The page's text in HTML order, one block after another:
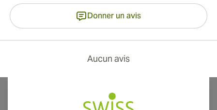
Donner un avis
Aucun avis